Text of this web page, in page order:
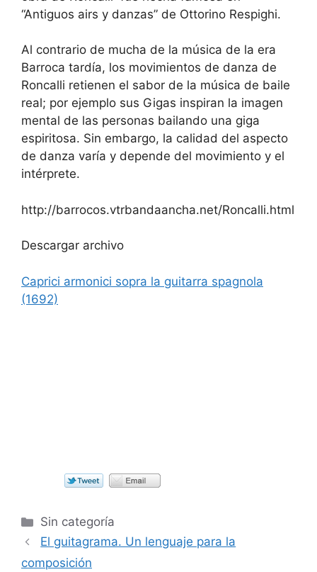
“Antiguos airs y danzas” de Ottorino Respighi.
Al contrario de mucha de la música de la era
Barroca tardía, los movimientos de danza de
Roncalli retienen el sabor de la música de baile
real; por ejemplo sus Gigas inspiran la imagen
mental de las personas bailando una giga
espiritosa. Sin embargo, la calidad del aspecto
de danza varía y depende del movimiento y el
intérprete.
http://barrocos.vtrbandaancha.net/Roncalli.html
Descargar archivo
Caprici armonici sopra la guitarra spagnola
(1692)
Categorías
Sin categoría
El guitagrama. Un lenguaje para la
composición